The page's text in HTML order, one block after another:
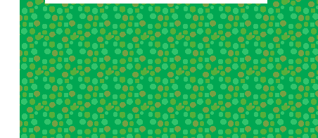
リ
ー